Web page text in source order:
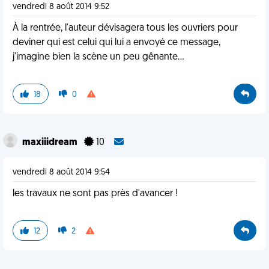
vendredi 8 août 2014 9:52
À la rentrée, l'auteur dévisagera tous les ouvriers pour
deviner qui est celui qui lui a envoyé ce message,
j'imagine bien la scène un peu gênante...
18 0
maxiiidream 10
vendredi 8 août 2014 9:54
les travaux ne sont pas près d'avancer !
12 2